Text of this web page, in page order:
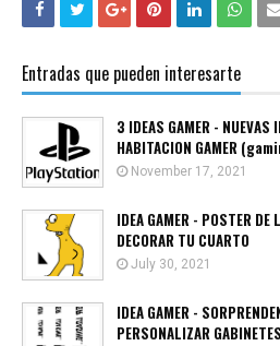
Entradas que pueden interesarte
3 IDEAS GAMER - NUEVAS
HABITACION GAMER
November 17, 2021
IDEA GAMER - POSTER
DECORAR TU CUARTO
July 30, 2021
IDEA GAMER -
PERSONALIZAR